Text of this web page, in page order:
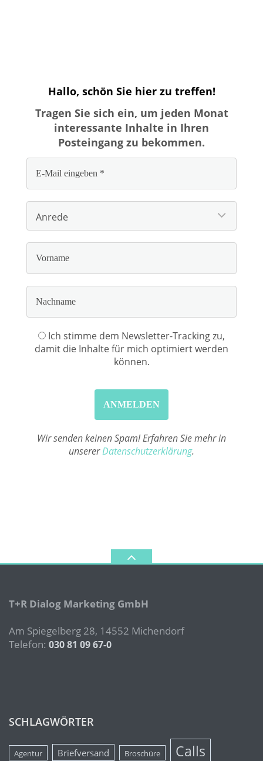
Hallo, schön Sie hier zu treffen!
Tragen Sie sich ein, um jeden Monat
interessante Inhalte in Ihren
Posteingang zu bekommen.
Ich stimme dem Newsletter-Tracking zu,
damit die Inhalte für mich optimiert werden
können.
Wir senden keinen Spam! Erfahren Sie mehr in
unsererDatenschutzerklärung.
T+R Dialog Marketing GmbH
Am Spiegelberg 28, 14552 Michendorf
Telefon: 030 81 09 67-0
SCHLAGWÖRTER
Agentur Briefversand Broschüre Calls